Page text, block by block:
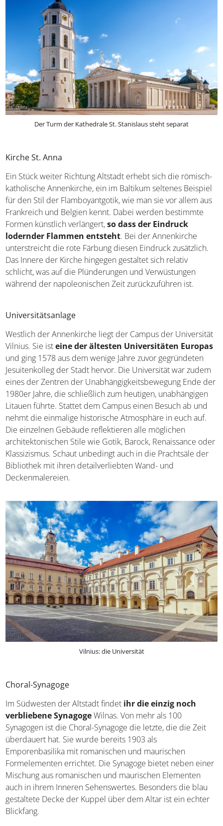
Der Turm der Kathedrale St. Stanislaus steht separat
Kirche St. Anna
Ein Stück weiter Richtung Altstadt erhebt sich die römisch-
katholische Annenkirche, ein im Baltikum seltenes Beispiel
für den Stil der Flamboyantgotik, wie man sie vor allem aus
Frankreich und Belgien kennt. Dabei werden bestimmte
Formen künstlich verlängert,so dass der Eindruck
lodernder Flammen entsteht. Bei der Annenkirche
unterstreicht die rote Färbung diesen Eindruck zusätzlich.
Das Innere der Kirche hingegen gestaltet sich relativ
schlicht, was auf die Plünderungen und Verwüstungen
während der napoleonischen Zeit zurückzuführen ist.
Universitätsanlage
Westlich der Annenkirche liegt der Campus der Universität
Vilnius. Sie isteine der ältesten Universitäten Europas
und ging 1578 aus dem wenige Jahre zuvor gegründeten
Jesuitenkolleg der Stadt hervor. Die Universität war zudem
eines der Zentren der Unabhängigkeitsbewegung Ende der
1980er Jahre, die schließlich zum heutigen, unabhängigen
Litauen führte. Stattet dem Campus einen Besuch ab und
nehmt die einmalige historische Atmosphäre in euch auf.
Die einzelnen Gebäude reflektieren alle möglichen
architektonischen Stile wie Gotik, Barock, Renaissance oder
Klassizismus. Schaut unbedingt auch in die Prachtsäle der
Bibliothek mit ihren detailverliebten Wand- und
Deckenmalereien.
Vilnius: die Universität
Choral-Synagoge
Im Südwesten der Altstadt findet ihr die einzig noch
verbliebene SynagogeWilnas. Von mehr als 100
Synagogen ist die Choral-Synagoge die letzte, die die Zeit
überdauert hat. Sie wurde bereits 1903 als
Emporenbasilika mit romanischen und maurischen
Formelementen errichtet. Die Synagoge bietet neben einer
Mischung aus romanischen und maurischen Elementen
auch in ihrem Inneren Sehenswertes. Besonders die blau
gestaltete Decke der Kuppel über dem Altar ist ein echter
Blickfang.